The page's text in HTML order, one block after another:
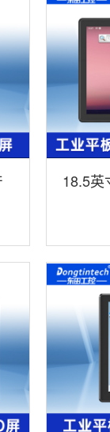
18.5英
3568